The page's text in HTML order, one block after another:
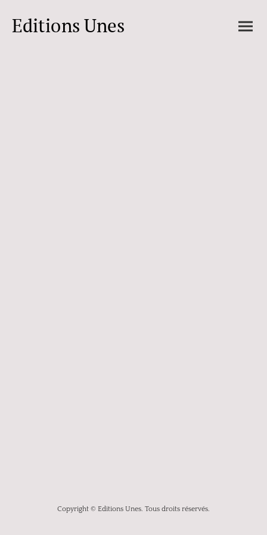
Editions Unes
Copyright © Editions Unes. Tous droits réservés.